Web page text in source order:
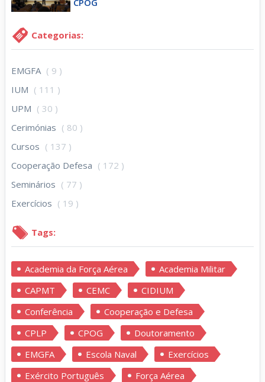
Categorias:
EMGFA ( 9 )
IUM ( 111 )
UPM ( 30 )
Cerimónias ( 80 )
Cursos ( 137 )
Cooperação Defesa ( 172 )
Seminários ( 77 )
Exercícios ( 19 )
Tags:
Academia da Força Aérea
Academia Militar
CAPMT
CEMC
CIDIUM
Conferência
Cooperação e Defesa
CPLP
CPOG
Doutoramento
EMGFA
Escola Naval
Exercícios
Exército Português
Força Aérea